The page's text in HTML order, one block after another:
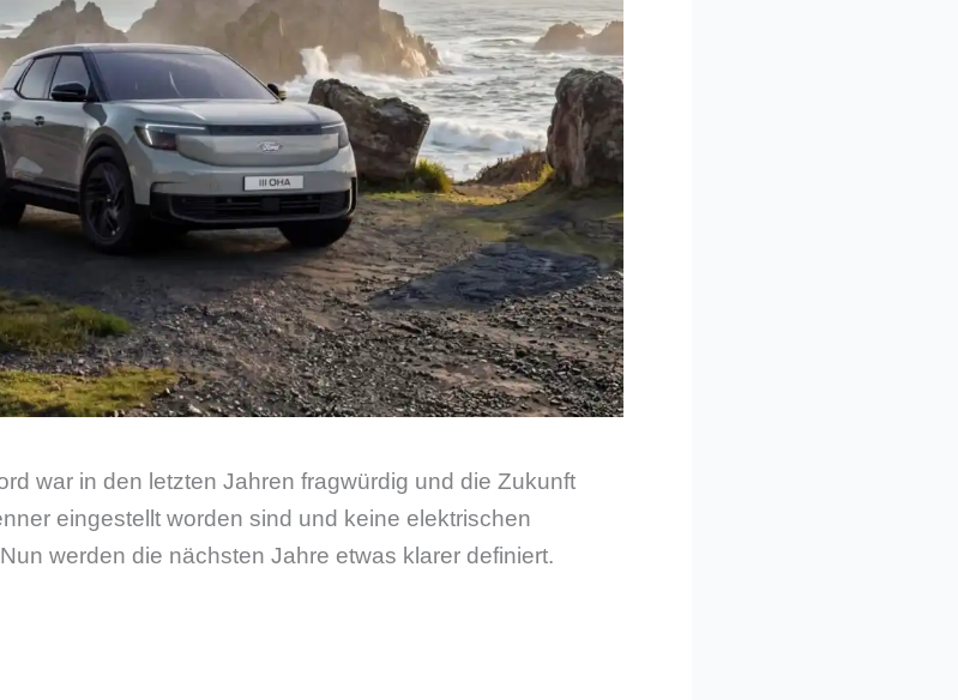
war in den letzten Jahren fragwürdig und die Zukunft
eingestellt worden sind und keine elektrischen
werden die nächsten Jahre etwas klarer definiert.